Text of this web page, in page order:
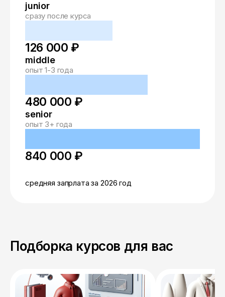
junior
сразу после курса
126 000 ₽
middle
опыт 1-3 года
480 000 ₽
senior
опыт 3+ года
840 000 ₽
средняя запрлата за 2026 год
Подборка курсов для вас